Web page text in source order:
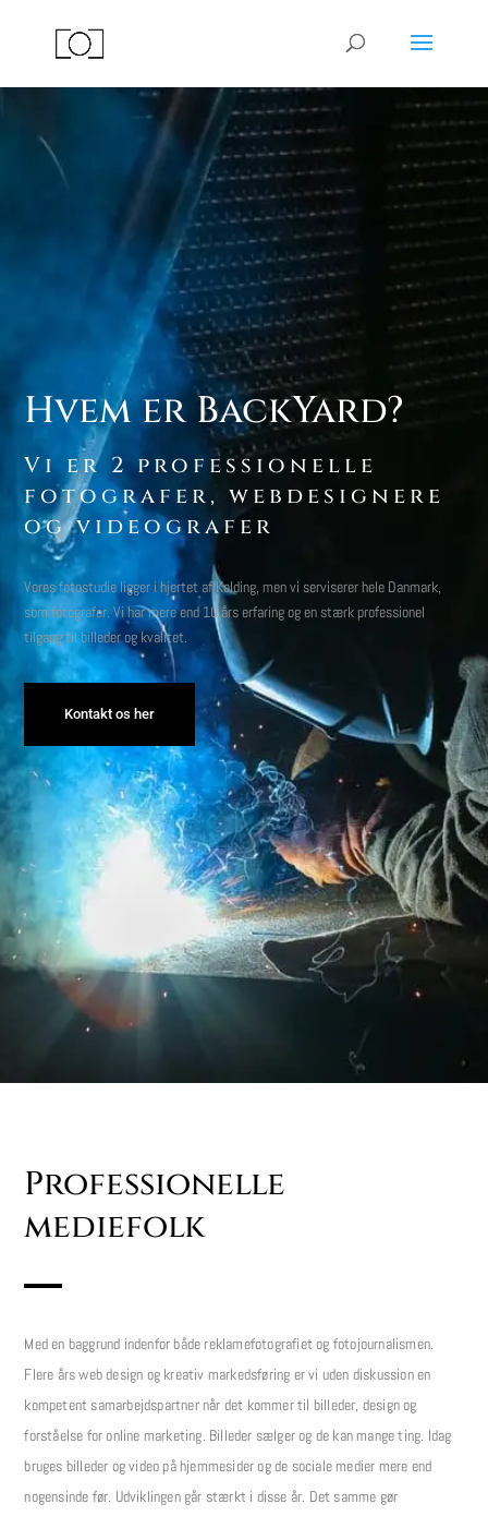
Hvem er BackYard?
Vi er 2 professionelle
fotografer, webdesignere
og videografer
Vores fotostudie ligger i hjertet af Kolding, men vi serviserer hele Danmark,
som fotografer. Vi har mere end 10 års erfaring og en stærk professionel
tilgang til billeder og kvalitet.
Kontakt os her
Professionelle
mediefolk
Med en baggrund indenfor både reklamefotografiet og fotojournalismen.
Flere års web design og kreativ markedsføring er vi uden diskussion en
kompetent samarbejdspartner når det kommer til billeder, design og
forståelse for online marketing. Billeder sælger og de kan mange ting. Idag
bruges billeder og video på hjemmesider og de sociale medier mere end
nogensinde før. Udviklingen går stærkt i disse år. Det samme gør